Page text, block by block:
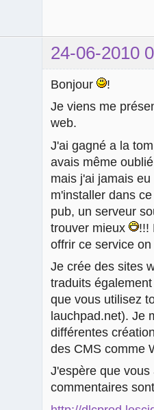
24-06-2010
Bonjour
!
Je viens me
web.
J'ai gagné a la
avais même
mais j'ai jamais
m'installer dans
pub, un serveur
trouver mieux
!!!
offrir ce service
Je crée des sites
traduits
que vous utilisez
lauchpad.net). Je
différentes
des CMS comme
J'espère que
commentaires